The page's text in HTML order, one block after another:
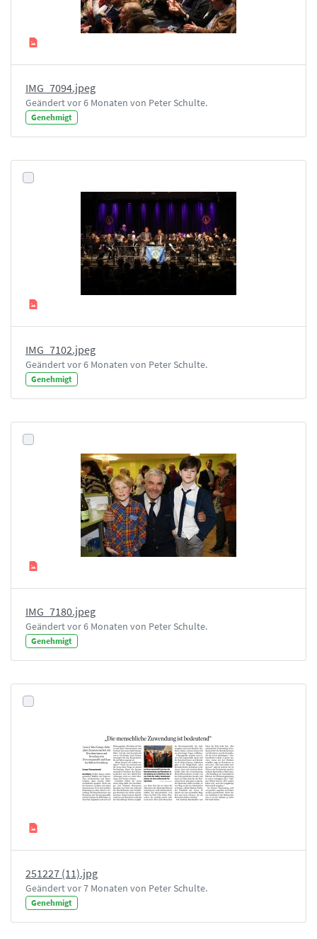
IMG_7094.jpeg
Geändert vor 6 Monaten von Peter Schulte.
Genehmigt
IMG_7102.jpeg
Geändert vor 6 Monaten von Peter Schulte.
Genehmigt
IMG_7180.jpeg
Geändert vor 6 Monaten von Peter Schulte.
Genehmigt
251227 (11).jpg
Geändert vor 7 Monaten von Peter Schulte.
Genehmigt